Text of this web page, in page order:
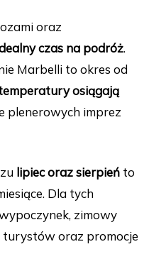
oraz
czas na podróż.
Marbelli to okres od
osiągają
plenerowych imprez
lipiec oraz sierpień to
Dla tych
zimowy
turystów oraz promocje